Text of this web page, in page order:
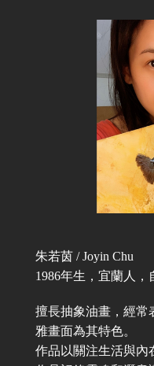
朱若茵 / Joyin Chu
1986年生，宜蘭人，
擅長抽象油畫，經常
雅畫面為其特色。
作品以關注生活與內